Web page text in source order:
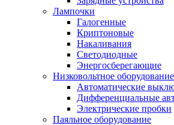
Лампочки
Галогенные
Криптоновые
Накаливания
Светодиодные
Энергосберегающие
Низковольтное
Автоматические
Дифференциальные
Электрические пробки
Паяльное оборудование